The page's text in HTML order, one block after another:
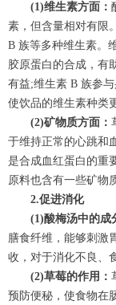
(1)维生素方面：
素，但含量相对有限
B 族等多种维生素。
胶原蛋白的合成，有
有益;维生素 B 族参
使饮品的维生素种类
(2)矿物质方面：
于维持正常的心跳和
是合成血红蛋白的重
原料也含有一些矿物
2.促进消化
(1)酸梅汤中的成
膳食纤维，能够刺激
收，对于消化不良、
(2)草莓的作用：
预防便秘，使食物在